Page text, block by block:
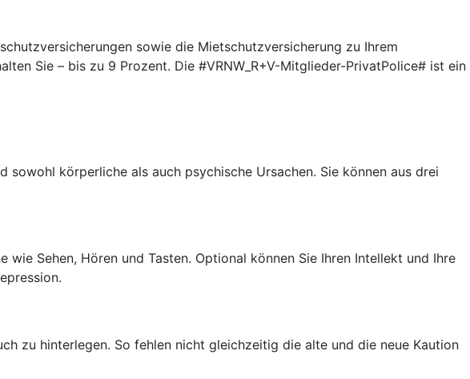
sowie die Mietschutzversicherung zu Ihrem
Sie – bis zu 9 Prozent. Die #VRNW_R+V-Mitglieder-PrivatPolice# ist ein
körperliche als auch psychische Ursachen. Sie können aus drei
Sehen, Hören und Tasten. Optional können Sie Ihren Intellekt und Ihre
zu hinterlegen. So fehlen nicht gleichzeitig die alte und die neue Kaution